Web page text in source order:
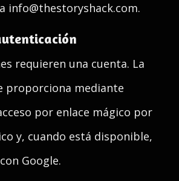
info@thestoryshack.com.
requieren una cuenta. La
proporciona mediante
por enlace mágico por
y, cuando está disponible,
Google.